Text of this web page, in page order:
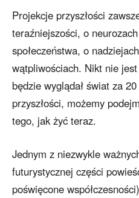
Projekcje przyszłości
teraźniejszości, o
społeczeństwa, o
wątpliwościach. Nikt nie
będzie wyglądał świat za
przyszłości, możemy
tego, jak żyć teraz.
Jednym z niezwykle
futurystycznej części
poświęcone